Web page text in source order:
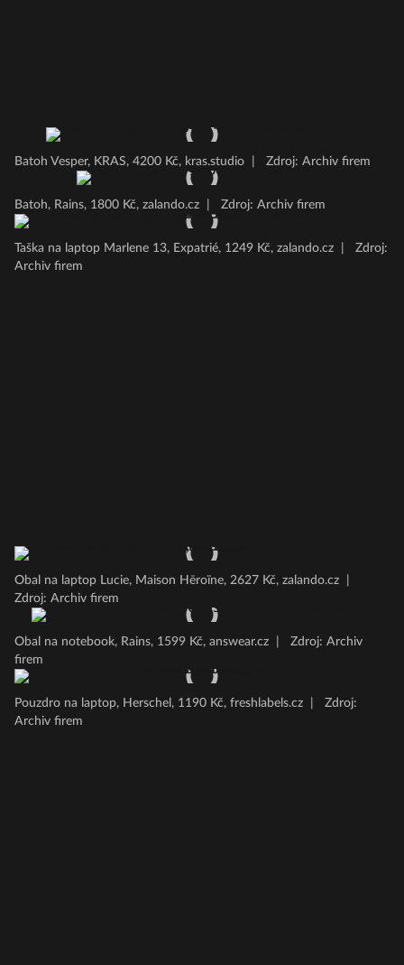
Batoh Vesper, KRAS, 4200 Kč, kras.studio Zdroj: Archiv firem
Batoh, Rains, 1800 Kč, zalando.cz Zdroj: Archiv firem
Taška na laptop Marlene 13, Expatrié, 1249 Kč, zalando.cz
Zdroj:
Archiv firem
Obal na laptop Lucie, Maison Hēroïne, 2627 Kč, zalando.cz
Zdroj: Archiv firem
Obal na notebook, Rains, 1599 Kč, answear.cz
Zdroj: Archiv
firem
Pouzdro na laptop, Herschel, 1190 Kč, freshlabels.cz
Zdroj:
Archiv firem